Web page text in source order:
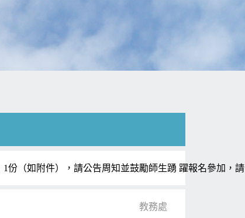
份（如附件），請公告周知並鼓勵師生踴 躍報名參加，
教務處